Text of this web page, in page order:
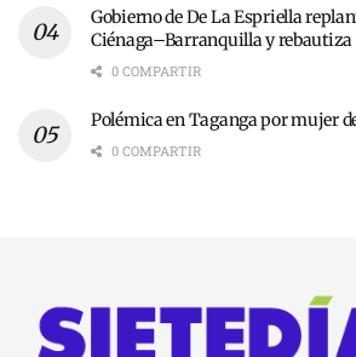
Gobierno de De La Espriella
Ciénaga–Barranquilla y
0 COMPARTIR
Polémica en Taganga por mujer
0 COMPARTIR